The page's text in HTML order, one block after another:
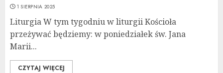
1 SIERPNIA 2025
Liturgia W tym tygodniu w liturgii Kościoła
przeżywać będziemy: w poniedziałek św. Jana
Marii...
CZYTAJ WIĘCEJ